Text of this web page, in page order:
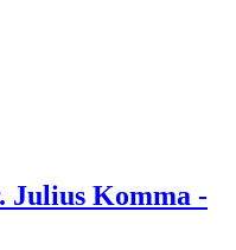
Julius Komma -